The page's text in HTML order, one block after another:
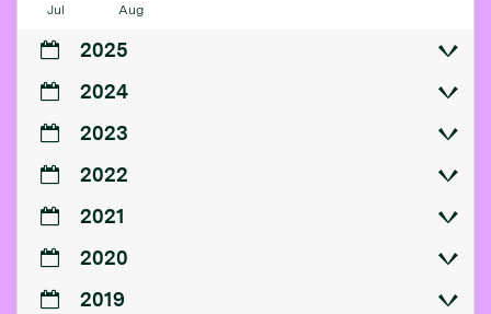
Jul Aug
2025
2024
2023
2022
2021
2020
2019